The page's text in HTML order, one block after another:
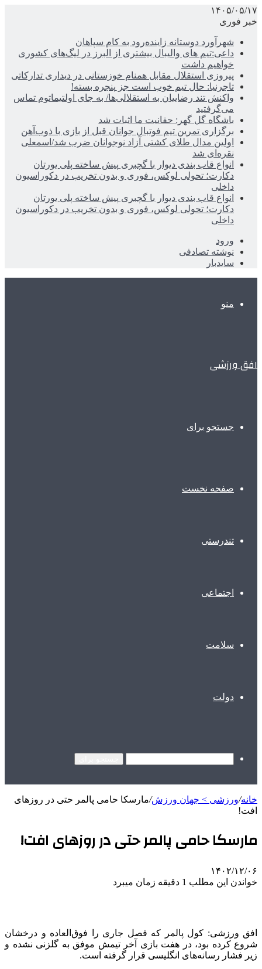
۱۴۰۵/۰۵/۱۷
خبر فوری
شهرآورد دوستانه زاینده‌رود به کام سپاهان
داعی:تیم های والیبال بیشتری از البرز در لیگ‌های کشوری
خواهیم داشت
پیروزی استقلال مقابل همنام خوزستانی در دیداری تدارکاتی
تاجرنیا: حال تیم خوب است جز پنجره بسته!
واکنش تند رضاییان به استقلالی‌ها/ به جای اولتیماتوم تماس
می‌گرفتید
باشگاه گل گهر: حقانیت ما اثبات شد
برگزاری تمرین تیم فوتبال جوانان قبل از بازی با ذوب‌آهن
اولین مدال طلای کشتی آزاد نوجوانان ضرب شد/اسمعلی
نقره‌ای شد
انواع قاب بندی دیوار با گچبری پیش ساخته پلی یورتان
دکارت؛ تحولی لوکس، فوری و بدون تخریب در دکوراسیون
داخلی
انواع قاب بندی دیوار با گچبری پیش ساخته پلی یورتان
دکارت؛ تحولی لوکس، فوری و بدون تخریب در دکوراسیون
داخلی
ورود
نوشته تصادفی
سایدبار
منو
افق ورزشی
جستجو برای
صفحه نخست
تندرستی
اجتماعی
سلامت
دولت
خانه/ورزشی > جهان ورزش/مارسکا حامی پالمر حتی در روزهای
افت!
مارسکا حامی پالمر حتی در روزهای افت!
۱۴۰۲/۱۲/۰۶
خواندن این مطلب 1 دقیقه زمان میبرد
افق ورزشی: کول پالمر که فصل جاری را فوق‌العاده و درخشان
شروع کرده بود، در هفت بازی آخر تیمش موفق به گلزنی نشده و
زیر فشار رسانه‌های انگلیسی قرار گرفته است.